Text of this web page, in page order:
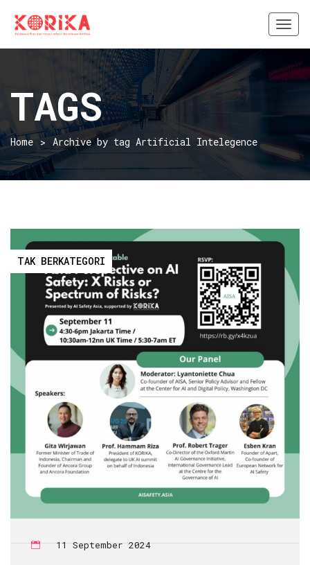
TAGS
Home Archive by tag Artificial Intelegence
TAK BERKATEGORI
11 September 2024